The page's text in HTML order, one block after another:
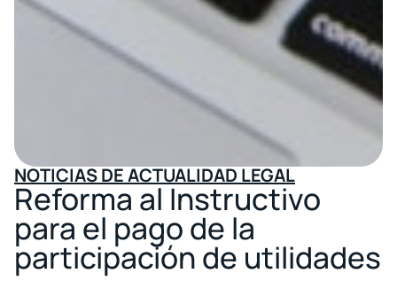
NOTICIAS DE ACTUALIDAD LEGAL
Reforma al Instructivo
para el pago de la
participación de utilidades